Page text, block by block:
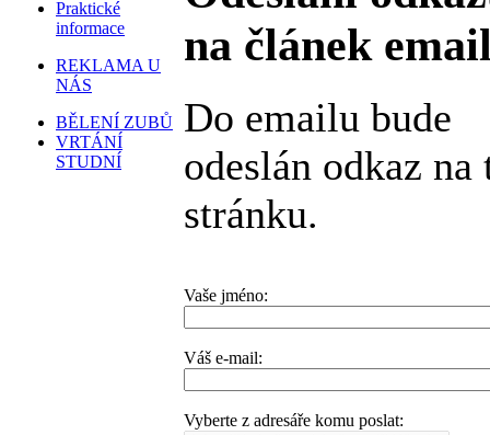
na článek
Do emailu bude
odeslán odkaz na
stránku.
Vaše jméno:
Váš e-mail:
Vyberte z adresáře komu poslat:
Praktické
informace
REKLAMA U
NÁS
BĚLENÍ ZUBŮ
VRTÁNÍ
STUDNÍ